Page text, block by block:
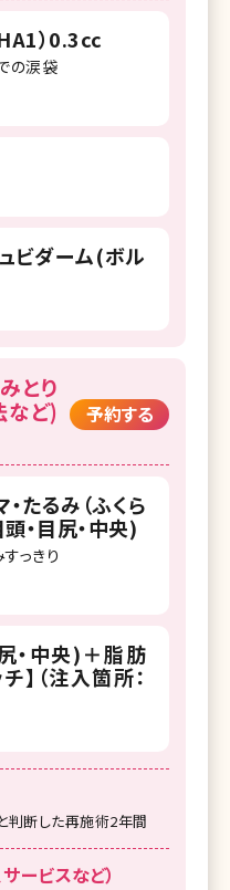
）0.3cc
の涙袋
ビダーム(ボル
とり
など)
予約する
たるみ（ふくら
・目尻・中央)
っきり
・中央)＋脂肪
】（注入箇所：
判断した再施術2年間
ービスなど）